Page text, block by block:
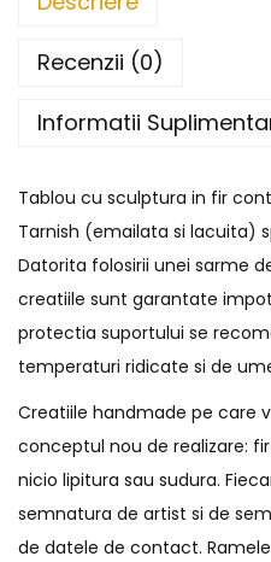
Recenzii (0)
Informatii
Tablou cu sculptura in fir
Tarnish (emailata si lacuita)
Datorita folosirii unei sarme
creatiile sunt garantate
protectia suportului se
temperaturi ridicate si de
Creatiile handmade pe care
conceptul nou de realizare:
nicio lipitura sau sudura.
semnatura de artist si de
de datele de contact.